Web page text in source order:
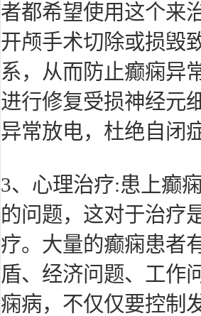
者都希望使用这个来
开颅手术切除或损毁
系，从而防止癫痫异
进行修复受损神经元
异常放电，杜绝自闭
3、心理治疗:患上癫
的问题，这对于治疗
疗。大量的癫痫患者
盾、经济问题、工作
痫病，不仅仅要控制